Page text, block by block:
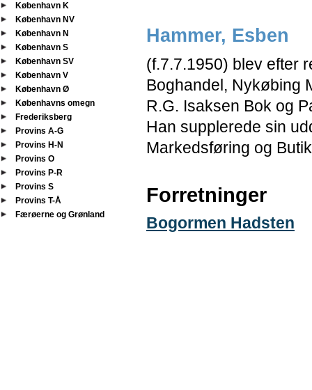
København K
København NV
København N
København S
København SV
København V
København Ø
Københavns omegn
Frederiksberg
Provins A-G
Provins H-N
Provins O
Provins P-R
Provins S
Provins T-Å
Færøerne og Grønland
Hammer, Esben
(f.7.7.1950) blev efter
Boghandel, Nykøbing
R.G. Isaksen Bok og
Han supplerede sin
Markedsføring og
Forretninger
Bogormen Hadsten